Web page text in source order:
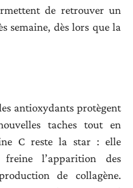
de retrouver un
semaine, dès lors que la
antioxydants protègent
taches tout en
C reste la star : elle
l’apparition des
de collagène.